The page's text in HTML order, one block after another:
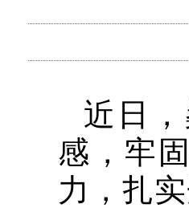
近日
感，牢
力，扎